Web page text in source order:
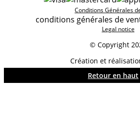
© Copyright
Conditions Générales
conditions générales de
Legal notice
Création et
Retour en haut